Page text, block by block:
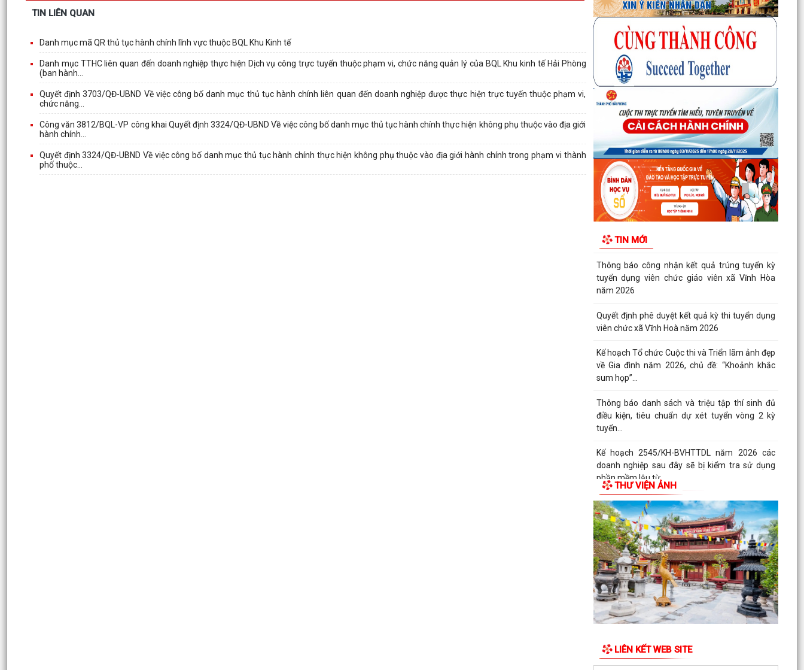
TIN LIÊN QUAN
Danh mục mã QR thủ tục hành chính lĩnh vực thuộc BQL Khu Kinh tế
Danh mục TTHC liên quan đến doanh nghiệp thực hiện Dịch vụ công trực tuyến thuộc phạm vi, chức năng quản lý của BQL Khu kinh tế Hải Phòng
(ban hành...
Quyết định 3703/QĐ-UBND Về việc công bố danh mục thủ tục hành chính liên quan đến doanh nghiệp được thực hiện trực tuyến thuộc phạm vi,
chức năng...
Công văn 3812/BQL-VP công khai Quyết định 3324/QĐ-UBND Về việc công bố danh mục thủ tục hành chính thực hiện không phụ thuộc vào địa giới
hành chính...
Quyết định 3324/QĐ-UBND Về việc công bố danh mục thủ tục hành chính thực hiện không phụ thuộc vào địa giới hành chính trong phạm vi thành
phố thuộc...
TIN MỚI
Quyết định số 3091/QĐ-UBND ngày 05/8/2026
của UBND thành phố Về việc công bố thủ tục
hành chính ban...
Quyết định số 3095/QĐ-UBND ngày 05/8/2026
của UBND thành phố Về việc công bố danh mục
thủ tục hành...
Quyết định công bố Người phát ngôn xã Vĩnh
Hoà
Thông báo đấu giá Quyền sử dụng đất tại thôn
Xuân Hùng ( cũ), xã Vĩnh Hòa, thành phố Hải
Phòng.
TƯ KINH DOANH
Thông báo công nhận kết quả trúng tuyển kỳ
tuyển dụng viên chức giáo viên xã Vĩnh Hòa
năm 2026
Quyết định phê duyệt kết quả kỳ thi tuyển dụng
viên chức xã Vĩnh Hoà năm 2026
Kế hoạch Tổ chức Cuộc thi và Triển lãm ảnh đẹp
về Gia đình năm 2026, chủ đề: “Khoảnh khắc
sum họp”...
Thông báo danh sách và triệu tập thí sinh đủ
điều kiện, tiêu chuẩn dự xét tuyển vòng 2 kỳ
tuyển...
Kế hoạch 2545/KH-BVHTTDL năm 2026 các
doanh nghiệp sau đây sẽ bị kiểm tra sử dụng
phần mềm lậu từ...
CHÍNH SÁCH THUẾ ĐỐI VỚI HỘ KINH DOANH
XỬ PHẠT HÀNH CHÍNH TRONG LĨNH VỰC LƯU
TRỮ
5 điều hộ kinh doanh có doanh thu dưới 1 tỷ
đồng cần lưu ý theo quy định mới
Thông báo về việc nâng lương trước hạn đối với
cán bộ
OLYMPIC VÌ SỨC KHỎE TOÀN DÂN NĂM 2026
THƯ VIỆN ẢNH
LIÊN KẾT WEB SITE